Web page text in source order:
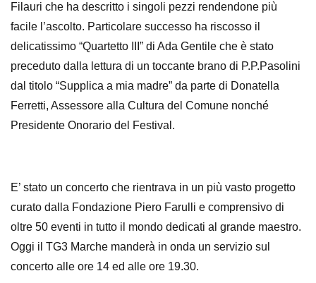
Filauri che ha descritto i singoli pezzi rendendone più
facile l’ascolto. Particolare successo ha riscosso il
delicatissimo “Quartetto III” di Ada Gentile che è stato
preceduto dalla lettura di un toccante brano di P.P.Pasolini
dal titolo “Supplica a mia madre” da parte di Donatella
Ferretti, Assessore alla Cultura del Comune nonché
Presidente Onorario del Festival.
E’ stato un concerto che rientrava in un più vasto progetto
curato dalla Fondazione Piero Farulli e comprensivo di
oltre 50 eventi in tutto il mondo dedicati al grande maestro.
Oggi il TG3 Marche manderà in onda un servizio sul
concerto alle ore 14 ed alle ore 19.30.